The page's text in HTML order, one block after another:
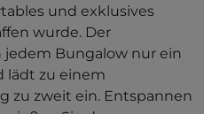
und exklusives
wurde. Der
jedem Bungalow nur ein
lädt zu einem
zu zweit ein. Entspannen